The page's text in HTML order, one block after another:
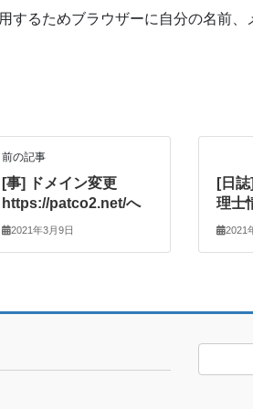
するためブラウザーに自分の名前、
前の記事
[事] ドメイン変更
https://patco2.net/へ
2021年3月9日
[日
理士
2021